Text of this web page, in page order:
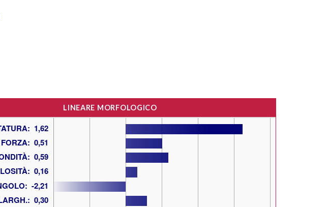
LINEARE MORFOLOGICO